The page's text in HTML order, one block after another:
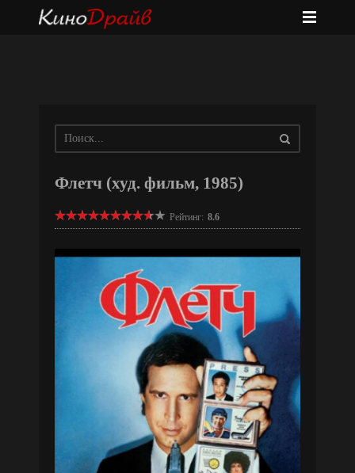
Флетч (худ. фильм, 1985)
Рейтинг: 8.6